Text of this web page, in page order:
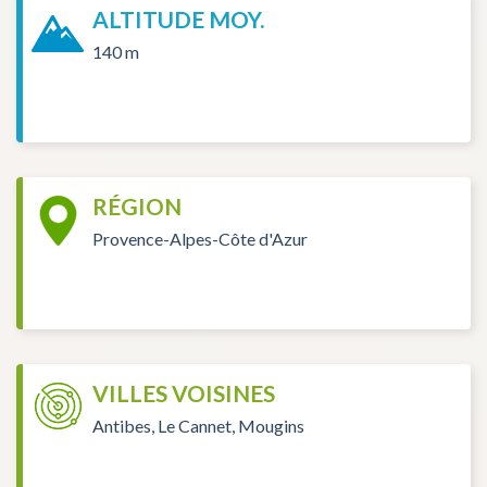
ALTITUDE MOY.
140 m
RÉGION
Provence-Alpes-Côte d'Azur
VILLES VOISINES
Antibes, Le Cannet, Mougins